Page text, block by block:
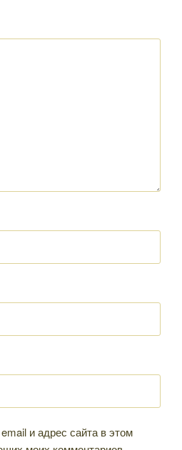
и адрес сайта в этом